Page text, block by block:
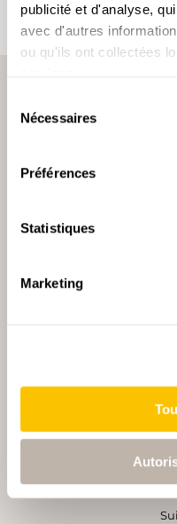
publicité et d'analyse,
avec d'autres
ou qu'ils ont collectées
Nécessaires
Préférences
Statistiques
Marketing